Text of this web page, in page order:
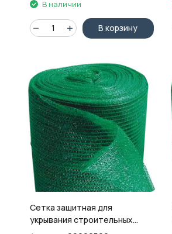
В наличии
В корзину
Сетка защитная для
укрывания строительных
лесов TDStels, 4х50м,